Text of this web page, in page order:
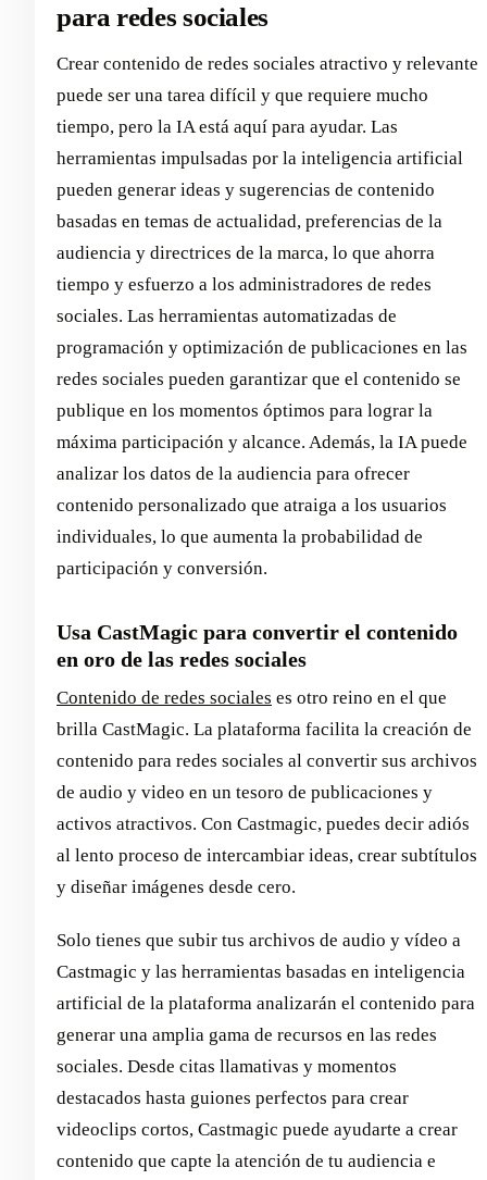
para redes sociales
Crear contenido de redes sociales atractivo y relevante
puede ser una tarea difícil y que requiere mucho
tiempo, pero la IA está aquí para ayudar. Las
herramientas impulsadas por la inteligencia artificial
pueden generar ideas y sugerencias de contenido
basadas en temas de actualidad, preferencias de la
audiencia y directrices de la marca, lo que ahorra
tiempo y esfuerzo a los administradores de redes
sociales. Las herramientas automatizadas de
programación y optimización de publicaciones en las
redes sociales pueden garantizar que el contenido se
publique en los momentos óptimos para lograr la
máxima participación y alcance. Además, la IA puede
analizar los datos de la audiencia para ofrecer
contenido personalizado que atraiga a los usuarios
individuales, lo que aumenta la probabilidad de
participación y conversión.
Usa CastMagic para convertir el contenido
en oro de las redes sociales
Contenido de redes sociales es otro reino en el que
brilla CastMagic. La plataforma facilita la creación de
contenido para redes sociales al convertir sus archivos
de audio y video en un tesoro de publicaciones y
activos atractivos. Con Castmagic, puedes decir adiós
al lento proceso de intercambiar ideas, crear subtítulos
y diseñar imágenes desde cero.
Solo tienes que subir tus archivos de audio y vídeo a
Castmagic y las herramientas basadas en inteligencia
artificial de la plataforma analizarán el contenido para
generar una amplia gama de recursos en las redes
sociales. Desde citas llamativas y momentos
destacados hasta guiones perfectos para crear
videoclips cortos, Castmagic puede ayudarte a crear
contenido que capte la atención de tu audiencia e